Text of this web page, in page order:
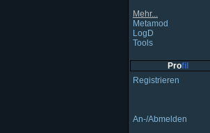
Mehr...
Metamod
LogD
Tools
Profil
Registrieren
An-/Abmelden